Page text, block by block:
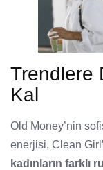
Trendlere
Kal
Old Money’nin
enerjisi, Clean
kadınların farklı